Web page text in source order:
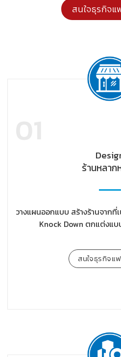
สนใจธุรกิจแ
ร้านหลาก
วางแผนออกแบบ สร้างร้านจากที่
Knock Down ตกแต่งแบ
สนใจธุรกิจแ